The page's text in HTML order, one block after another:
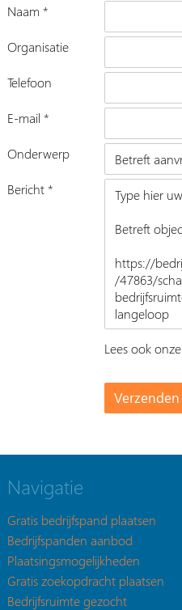
Naam *
Organisatie
Telefoon
E-mail *
Onderwerp
Bericht *
Lees ook onze
Navigatie
Gratis bedrijfspand plaatsen
Bedrijfspanden aanbod
Plaatsingsmogelijkheden
Gratis zoekopdracht plaatsen
Bedrijfsruimte gezocht